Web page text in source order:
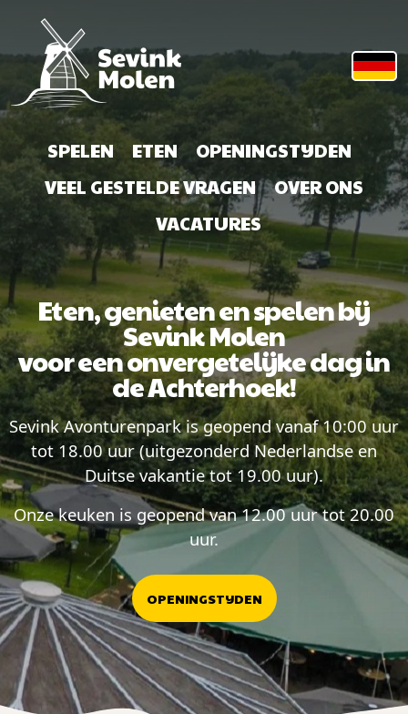
SPELEN ETEN
OPENINGSTIJDEN
VEEL GESTELDE VRAGEN
OVER ONS
VACATURES
Eten, genieten en spelen bij
Sevink Molen
voor een onvergetelijke dag in
de Achterhoek!
Sevink Avonturenpark is geopend vanaf 10:00 uur
tot 18.00 uur (uitgezonderd Nederlandse en
Duitse vakantie tot 19.00 uur).
Onze keuken is geopend van 12.00 uur tot 20.00
uur.
OPENINGSTIJDEN